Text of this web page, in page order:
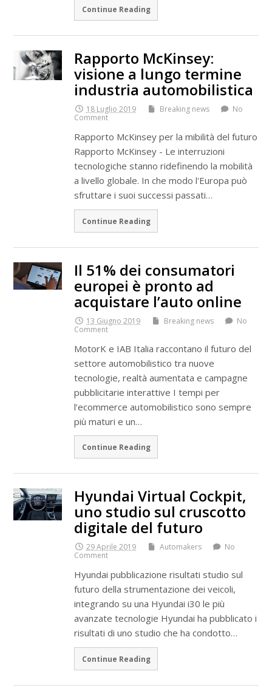
Continue Reading
Rapporto McKinsey:
visione a lungo termine
industria automobilistica
18 Luglio 2019 Breaking news
No
Comment
Rapporto McKinsey per la mibilità del futuro
Rapporto McKinsey - Le interruzioni
tecnologiche stanno ridefinendo la mobilità
a livello globale. In che modo l'Europa può
sfruttare i suoi successi passati…
Continue Reading
Il 51% dei consumatori
europei è pronto ad
acquistare l’auto online
13 Giugno 2019 Breaking news
No
Comment
MotorK e IAB Italia raccontano il futuro del
settore automobilistico tra nuove
tecnologie, realtà aumentata e campagne
pubblicitarie interattive I tempi per
l’ecommerce automobilistico sono sempre
più maturi e un…
Continue Reading
Hyundai Virtual Cockpit,
uno studio sul cruscotto
digitale del futuro
29 Aprile 2019 Automakers
No
Comment
Hyundai pubblicazione risultati studio sul
futuro della strumentazione dei veicoli,
integrando su una Hyundai i30 le più
avanzate tecnologie Hyundai ha pubblicato i
risultati di uno studio che ha condotto…
Continue Reading